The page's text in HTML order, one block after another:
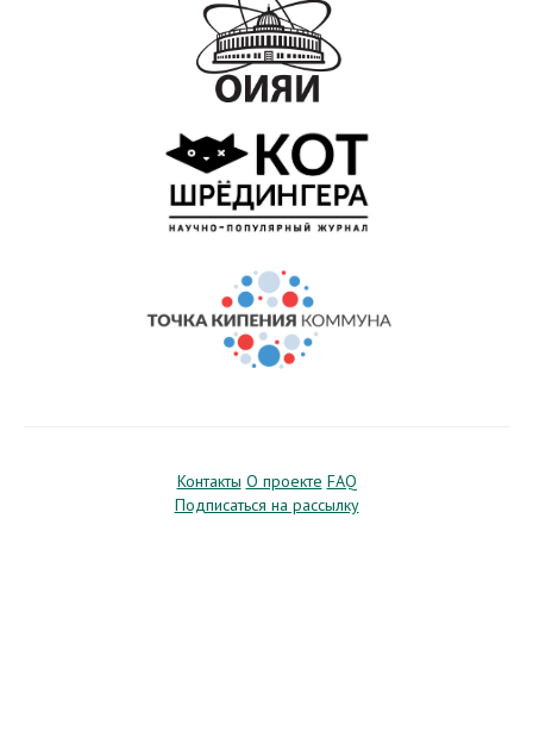
Контакты О проекте FAQ
Подписаться на рассылку